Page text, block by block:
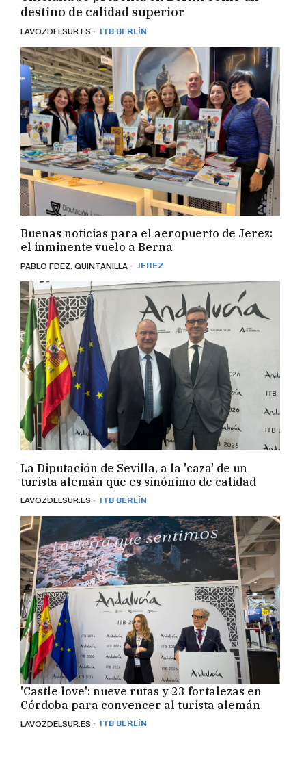
destino de calidad superior
LAVOZDELSUR.ES · ITB BERLÍN
Buenas noticias para el aeropuerto de Jerez:
el inminente vuelo a Berna
PABLO FDEZ. QUINTANILLA · JEREZ
La Diputación de Sevilla, a la 'caza' de un
turista alemán que es sinónimo de calidad
LAVOZDELSUR.ES · ITB BERLÍN
'Castle love': nueve rutas y 23 fortalezas en
Córdoba para convencer al turista alemán
LAVOZDELSUR.ES · ITB BERLÍN